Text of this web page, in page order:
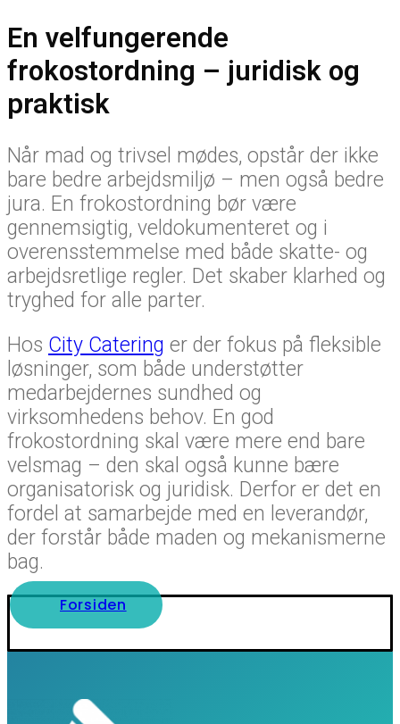
En velfungerende
frokostordning – juridisk og
praktisk
Når mad og trivsel mødes, opstår der ikke
bare bedre arbejdsmiljø – men også bedre
jura. En frokostordning bør være
gennemsigtig, veldokumenteret og i
overensstemmelse med både skatte- og
arbejdsretlige regler. Det skaber klarhed og
tryghed for alle parter.
Hos City Catering er der fokus på fleksible
løsninger, som både understøtter
medarbejdernes sundhed og
virksomhedens behov. En god
frokostordning skal være mere end bare
velsmag – den skal også kunne bære
organisatorisk og juridisk. Derfor er det en
fordel at samarbejde med en leverandør,
der forstår både maden og mekanismerne
bag.
Forsiden